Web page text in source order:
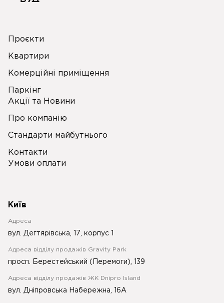
Проєкти
Квартири
Комерційні приміщення
Паркінг
Акції та Новини
Про компанію
Стандарти майбутнього
Контакти
Умови оплати
Київ
Адреса
вул. Дегтярівська, 17, корпус 1
Адреса відділу продажів Gravity Park
просп. Берестейський (Перемоги), 139
Адреса відділу продажів ЖК Dnipro Island
вул. Дніпровська Набережна, 16А